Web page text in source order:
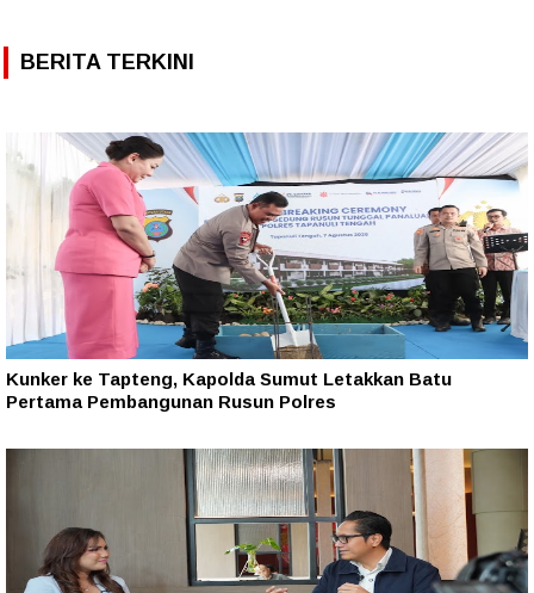
BERITA TERKINI
Kunker ke Tapteng, Kapolda Sumut Letakkan Batu
Pertama Pembangunan Rusun Polres